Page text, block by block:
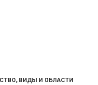
ВИДЫ И ОБЛАСТИ